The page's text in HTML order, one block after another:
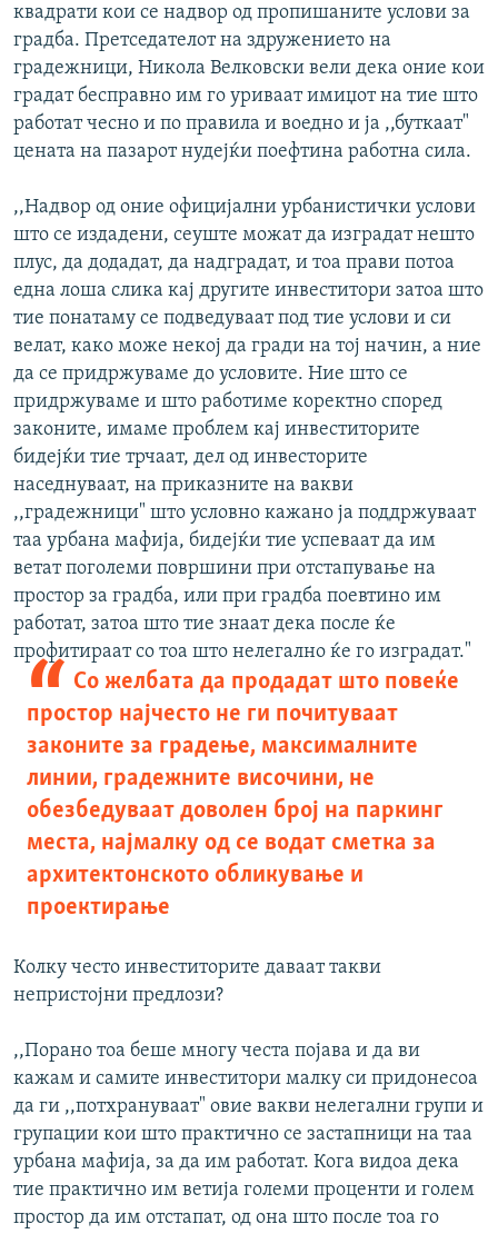
квадрати кои се надвор од пропишаните услови за
градба. Претседателот на здружението на
градежници, Никола Велковски вели дека оние кои
градат бесправно им го уриваат имиџот на тие што
работат чесно и по правила и воедно и ја ,,буткаат"
цената на пазарот нудејќи поефтина работна сила.
,,Надвор од оние официјални урбанистички услови
што се издадени, сеуште можат да изградат нешто
плус, да додадат, да надградат, и тоа прави потоа
една лоша слика кај другите инвеститори затоа што
тие понатаму се подведуваат под тие услови и си
велат, како може некој да гради на тој начин, а ние
да се придржуваме до условите. Ние што се
придржуваме и што работиме коректно според
законите, имаме проблем кај инвеститорите
бидејќи тие трчаат, дел од инвесторите
наседнуваат, на приказните на вакви
,,градежници" што условно кажано ја поддржуваат
таа урбана мафија, бидејќи тие успеваат да им
ветат поголеми површини при отстапување на
простор за градба, или при градба поевтино им
работат, затоа што тие знаат дека после ќе
профитираат со тоа што нелегално ќе го изградат."
Со желбата да продадат што повеќе
простор најчесто не ги почитуваат
законите за градење, максималните
линии, градежните височини, не
обезбедуваат доволен број на паркинг
места, најмалку од се водат сметка за
архитектонското обликување и
проектирање
Колку често инвеститорите даваат такви
непристојни предлози?
,,Порано тоа беше многу честа појава и да ви
кажам и самите инвеститори малку си придонесоа
да ги ,,потхрануваат" овие вакви нелегални групи и
групации кои што практично се застапници на таа
урбана мафија, за да им работат. Кога видоа дека
тие практично им ветија големи проценти и голем
простор да им отстапат, од она што после тоа го